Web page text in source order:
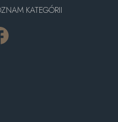
KATEGÓRII